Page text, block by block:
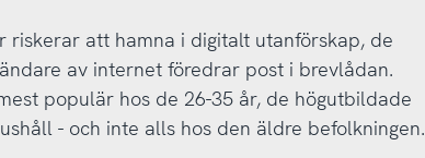
riskerar att hamna i digitalt utanförskap, de
av internet föredrar post i brevlådan.
populär hos de 26-35 år, de högutbildade
- och inte alls hos den äldre befolkningen.